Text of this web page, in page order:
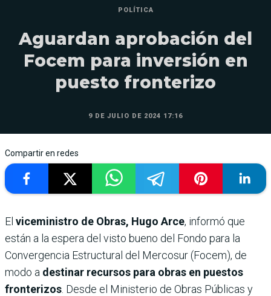
POLÍTICA
Aguardan aprobación del
Focem para inversión en
puesto fronterizo
9 DE JULIO DE 2024 17:16
Compartir en redes
El viceministro de Obras, Hugo Arce, informó que
están a la espera del visto bueno del Fondo para la
Convergencia Estructural del Mercosur (Focem), de
modo a destinar recursos para obras en puestos
fronterizos . Desde el Ministerio de Obras Públicas y